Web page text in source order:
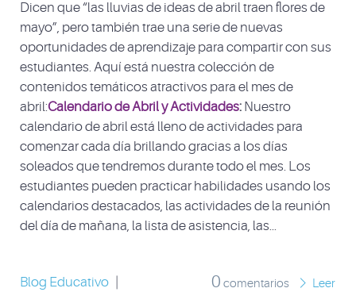
Dicen que “las lluvias de ideas de abril traen flores de
mayo”, pero también trae una serie de nuevas
oportunidades de aprendizaje para compartir con sus
estudiantes. Aquí está nuestra colección de
contenidos temáticos atractivos para el mes de
abril:Calendario de Abril y Actividades: Nuestro
calendario de abril está lleno de actividades para
comenzar cada día brillando gracias a los días
soleados que tendremos durante todo el mes. Los
estudiantes pueden practicar habilidades usando los
calendarios destacados, las actividades de la reunión
del día de mañana, la lista de asistencia, las...
Blog Educativo 0 comentarios
Leer